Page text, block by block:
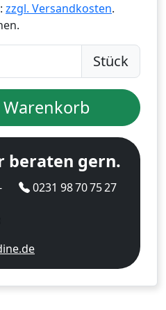
zzgl. Versandkosten.
Stück
beraten gern.
0231 98 70 75 27